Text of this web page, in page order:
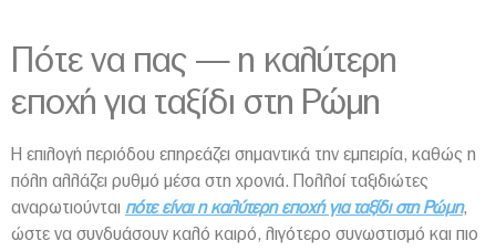
Πότε να πας — η καλύτερη
εποχή για ταξίδι στη Ρώμη
Η επιλογή περιόδου επηρεάζει σημαντικά την εμπειρία, καθώς η
πόλη αλλάζει ρυθμό μέσα στη χρονιά. Πολλοί ταξιδιώτες
αναρωτιούνται πότε είναι η καλύτερη εποχή για ταξίδι στη Ρώμη,
ώστε να συνδυάσουν καλό καιρό, λιγότερο συνωστισμό και πιο